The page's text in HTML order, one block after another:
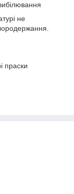
не
праски